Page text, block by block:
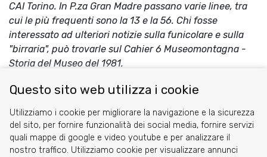
CAI Torino. In P.za Gran Madre passano varie linee, tra
cui le più frequenti sono la 13 e la 56. Chi fosse
interessato ad ulteriori notizie sulla funicolare e sulla
"birraria", può trovarle sul Cahier 6 Museomontagna -
Storia del Museo del 1981.
di Mauro Brusa
ShareFacebook
Twitter
Questo sito web utilizza i cookie
Utilizziamo i cookie per migliorare la navigazione e la sicurezza
del sito, per fornire funzionalità dei social media, fornire servizi
quali mappe di google e video youtube e per analizzare il
nostro traffico. Utilizziamo cookie per visualizzare annunci